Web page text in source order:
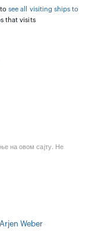
tosee all visiting ships to
that visits
на овом сајту. Не
Arjen Weber